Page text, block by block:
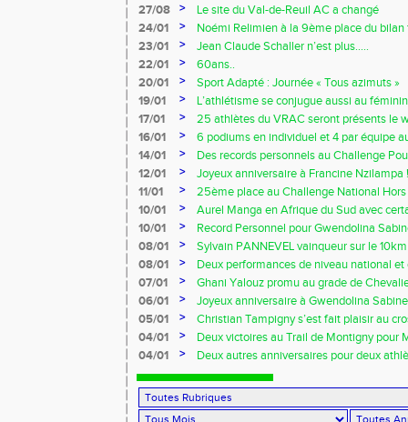
27/08 >
Le site du Val-de-Reuil AC a changé
24/01
>
Noémi Relimien à la 9ème place du
cadette sur 200m !!!
23/01 >
Jean Claude Schaller n’est plus…..
22/01
>
60ans..
20/01
>
Sport Adapté : Journée « Tous azimuts »
19/01
>
L’athlétisme se conjugue aussi au
17/01
>
25 athlètes du VRAC seront présents le
Owens !!!
16/01 >
6 podiums en individuel et 4 par équipe
Ezy
14/01 >
Des records personnels au Challenge
12/01
>
Joyeux anniversaire à Francine Nzilampa
11/01
>
25ème place au Challenge National
10/01
>
Aurel Manga en Afrique du Sud avec
France !!!
10/01 >
Record Personnel pour Gwendolina
Prom’classic
08/01 >
Sylvain PANNEVEL vainqueur sur le
08/01
>
Deux performances de niveau national
début d’indoor 2014 !!!
07/01 >
Ghani Yalouz promu au grade de
06/01
>
Joyeux anniversaire à Gwendolina
05/01
>
Christian Tampigny s’est fait plaisir au
04/01
>
Deux victoires au Trail de Montigny pour
Piau !!!
04/01 >
Deux autres anniversaires pour deux